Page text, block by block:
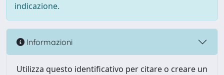
indicazione.
Informazioni
Utilizza questo identificativo per citare o creare un